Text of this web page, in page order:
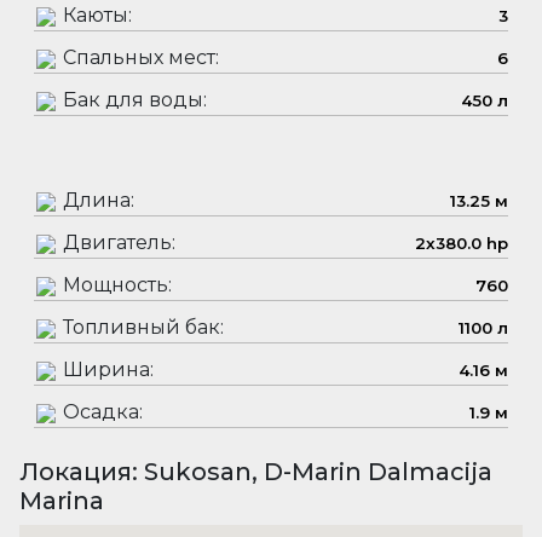
Каюты: 3
Спальных мест: 6
Бак для воды: 450 л
Длина: 13.25 м
Двигатель: 2x380.0 hp
Мощность: 760
Топливный бак: 1100 л
Ширина: 4.16 м
Осадка: 1.9 м
Локация: Sukosan, D-Marin Dalmacija
Marina